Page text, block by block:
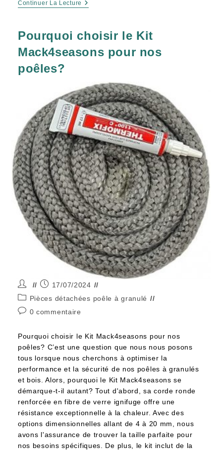
Continuer La Lecture
Pourquoi choisir le Kit
Mack4seasons pour nos
poêles?
17/07/2024
Pièces détachées poêle à granulé
0 commentaire
Pourquoi choisir le Kit Mack4seasons pour nos
poêles? C’est une question que nous nous posons
tous lorsque nous cherchons à optimiser la
performance et la sécurité de nos poêles à granulés
et bois. Alors, pourquoi le Kit Mack4seasons se
démarque-t-il autant? Tout d'abord, sa corde ronde
renforcée en fibre de verre ignifuge offre une
résistance exceptionnelle à la chaleur. Avec des
options dimensionnelles allant de 4 à 20 mm, nous
avons l'assurance de trouver la taille parfaite pour
nos besoins spécifiques. De plus, le kit inclut de la